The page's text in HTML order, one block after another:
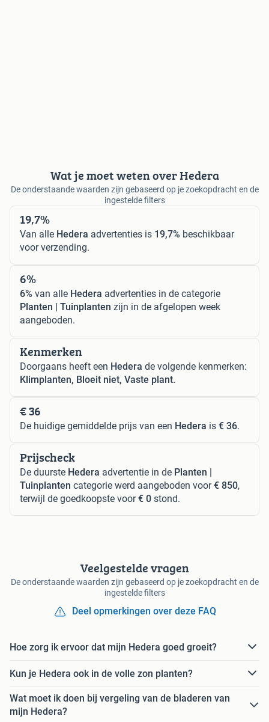
Wat je moet weten over Hedera
De onderstaande waarden zijn gebaseerd op je zoekopdracht en de
ingestelde filters
19,7%
Van alle Hedera advertenties is 19,7% beschikbaar
voor verzending.
6%
6% van alle Hedera advertenties in de categorie
Planten | Tuinplanten zijn in de afgelopen week
aangeboden.
Kenmerken
Doorgaans heeft een Hedera de volgende kenmerken:
Klimplanten, Bloeit niet, Vaste plant.
€ 36
De huidige gemiddelde prijs van een Hedera is € 36.
Prijscheck
De duurste Hedera advertentie in de Planten |
Tuinplanten categorie werd aangeboden voor€ 850,
terwijl de goedkoopste voor€ 0 stond.
Veelgestelde vragen
De onderstaande waarden zijn gebaseerd op je zoekopdracht en de
ingestelde filters
Deel opmerkingen over deze FAQ
Hoe zorg ik ervoor dat mijn Hedera goed groeit?
Kun je Hedera ook in de volle zon planten?
Wat moet ik doen bij vergeling van de bladeren van
mijn Hedera?